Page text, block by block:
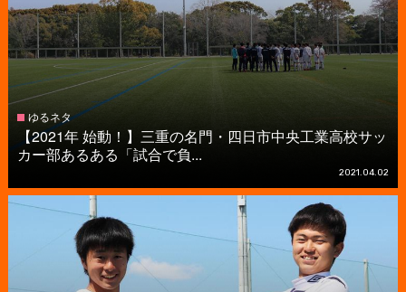
ゆるネタ
【2021年 始動！】三重の名門・四日市中央工業高校サッ
カー部あるある「試合で負...
2021.04.02